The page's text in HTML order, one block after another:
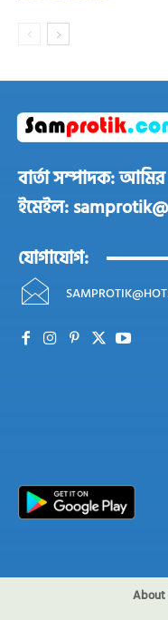
বার্তা সম্পাদক:
ইমেইল:
যোগাযোগ:
About